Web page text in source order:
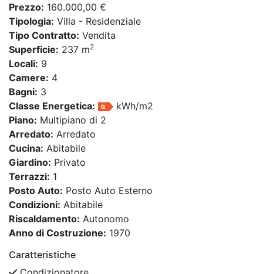
Prezzo: 160.000,00 €
Tipologia: Villa - Residenziale
Tipo Contratto: Vendita
Superficie: 237 m2
Locali: 9
Camere: 4
Bagni: 3
Classe Energetica:
kWh/m2
Piano: Multipiano di 2
Arredato: Arredato
Cucina: Abitabile
Giardino: Privato
Terrazzi: 1
Posto Auto: Posto Auto Esterno
Condizioni: Abitabile
Riscaldamento: Autonomo
Anno di Costruzione: 1970
Caratteristiche